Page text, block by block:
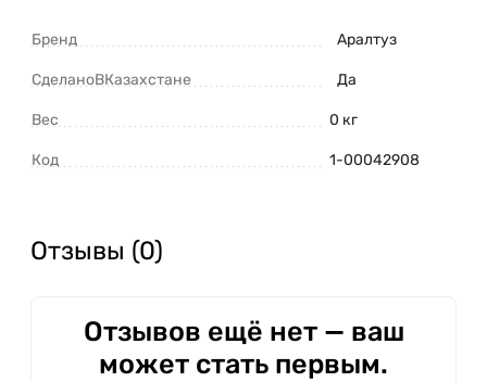
Бренд Аралтуз
СделаноВКазахстане Да
Вес 0 кг
Код 1-00042908
Отзывы (0)
Отзывов ещё нет — ваш
может стать первым.